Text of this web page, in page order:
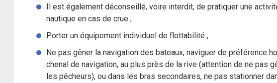
Il est également déconseillé, voire interdit, de pratiquer une
nautique en cas de crue ;
Porter un équipement individuel de flottabilité ;
Ne pas gêner la navigation des bateaux, naviguer de préférence
chenal de navigation, au plus près de la rive (attention de ne pas
les pêcheurs), ou dans les bras secondaires, ne pas stationner